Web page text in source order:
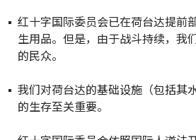
红十字国际委员会已在荷台达提前
生用品。但是，由于战斗持续，我
的民众。
我们对荷台达的基础设施（包括其
的生存至关重要。